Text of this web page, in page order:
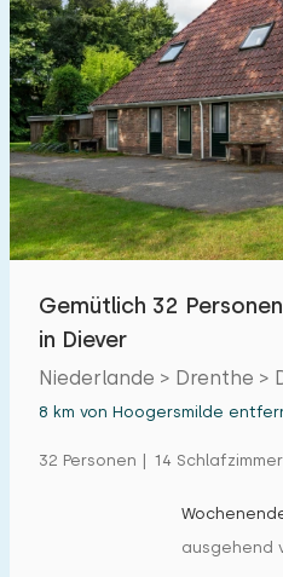
Gemütlich 32
in Diever
Niederlande > Drenthe >
8 km von Hoogersmilde
32 Personen | 14
ausgehend